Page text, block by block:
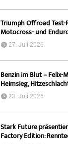
Triumph Offroad Test-
Motocross- und
27. Juli 2026
Benzin im Blut –
Heimsieg,
23. Juli 2026
Stark Future
Factory Edition: